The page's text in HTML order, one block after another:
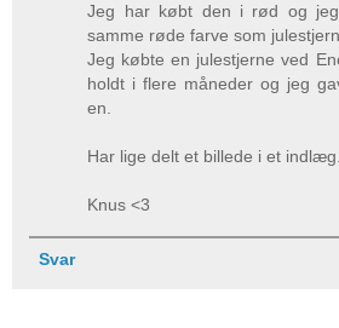
Jeg har købt den i rød og
samme røde farve som
Jeg købte en julestjerne ved
holdt i flere måneder og jeg
en.
Har lige delt et billede i et indlæg.
Knus <3
Svar